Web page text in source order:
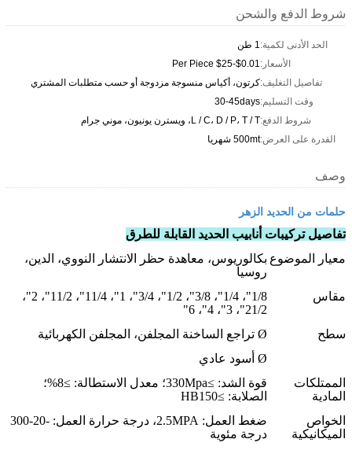
شروط الدفع والشحن
الحد الأدنى لكمية:1 طن
الأسعار:$0.01-$25 Per Piece
تفاصيل التغليف:كرتون، أكياس منسوجة مزدوجة أو حسب متطلبات المشتري
وقت التسليم:30-45days
شروط الدفع:L / C، D / P، T / T، ويسترن يونيون، موني جرام
القدرة على العرض:500mt شهريا
وصف
حلمات من الحديد الزهر
تفاصيل تركيبات أنابيب الحديد القابلة للطرق
معيار الموضوع بكالوريوس، معاهدة حظر الانتشار النووي، الدين،
روسيا
مقاس
1/8"، 1/4"، 3/8"، 1/2"، 3/4"، 1"، 11/4"، 11/2"، 2"،
21/2"، 3"، 4"، 6"
سطح
Ø تراجع الساخنة المجلفن، المجلفن الكهربائية
Ø أسود عادي
الممتلكات
المادية
قوة الشد: ≥330Mpa؛ معدل الاستطالة: ≥8%؛
الصلابة: ≥HB150
الخواص
الميكانيكية
ضغط العمل: 2.5MPA، درجة حرارة العمل: -20-300
درجة مئوية